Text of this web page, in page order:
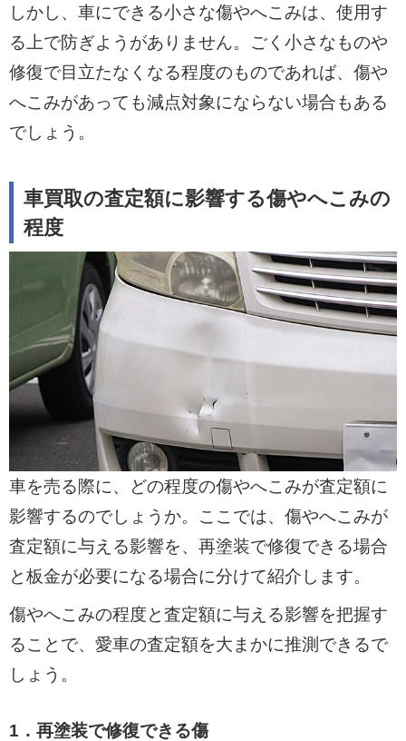
しかし、車にできる小さな傷やへこみは、使用す
る上で防ぎようがありません。ごく小さなものや
修復で目立たなくなる程度のものであれば、傷や
へこみがあっても減点対象にならない場合もある
でしょう。
車買取の査定額に影響する傷やへこみの
程度
車を売る際に、どの程度の傷やへこみが査定額に
影響するのでしょうか。ここでは、傷やへこみが
査定額に与える影響を、再塗装で修復できる場合
と板金が必要になる場合に分けて紹介します。
傷やへこみの程度と査定額に与える影響を把握す
ることで、愛車の査定額を大まかに推測できるで
しょう。
1．再塗装で修復できる傷